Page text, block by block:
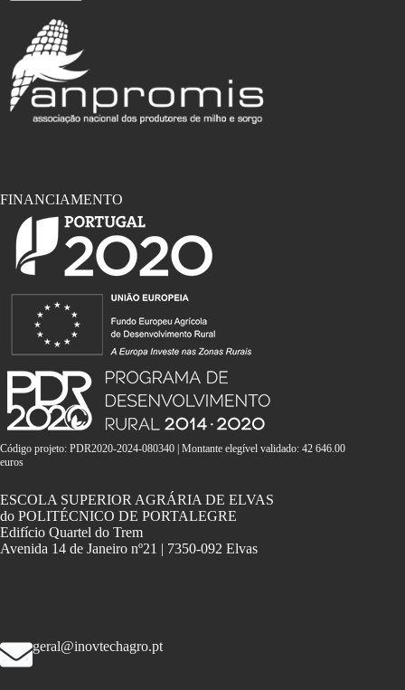
FINANCIAMENTO
Código projeto: PDR2020-2024-080340 | Montante elegível validado: 42 646.00
euros
ESCOLA SUPERIOR AGRÁRIA DE ELVAS
do POLITÉCNICO DE PORTALEGRE
Edifício Quartel do Trem
Avenida 14 de Janeiro nº21 | 7350-092 Elvas
geral@inovtechagro.pt